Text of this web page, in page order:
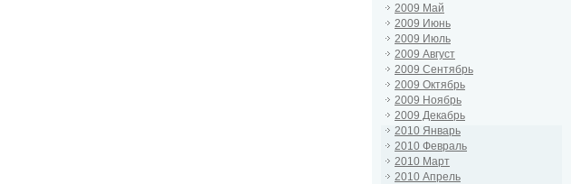
2009 Май
2009 Июнь
2009 Июль
2009 Август
2009 Сентябрь
2009 Октябрь
2009 Ноябрь
2009 Декабрь
2010 Январь
2010 Февраль
2010 Март
2010 Апрель